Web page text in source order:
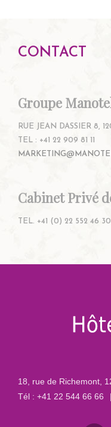
CONTACT
Groupe
RUE JEAN DASSIER 8,
TEL : +41 22 909 81 11
Cabinet Privé
TEL. +41 (0) 22 552 46 30
18, rue de Richemont
Tél : +41 22 544 66 66 |